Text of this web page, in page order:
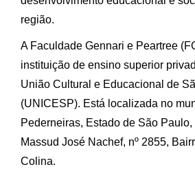
região.
A Faculdade Gennari e Peartree
instituição de ensino superior
União Cultural e Educacional de
(UNICESP). Está localizada no
Pederneiras, Estado de São
Massud José Nachef, nº 2855,
Colina.